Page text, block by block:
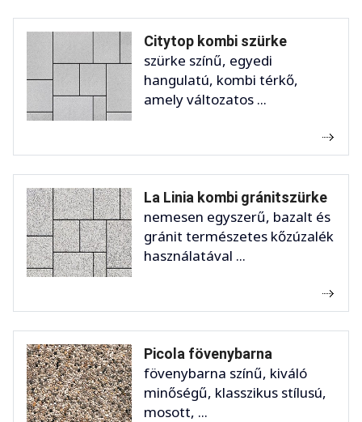
Citytop kombi szürke
szürke színű, egyedi
hangulatú, kombi térkő,
amely változatos ...
La Linia kombi gránitszürke
nemesen egyszerű, bazalt és
gránit természetes kőzúzalék
használatával ...
Picola fövenybarna
fövenybarna színű, kiváló
minőségű, klasszikus stílusú,
mosott, ...